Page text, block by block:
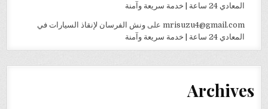
المعادي 24 ساعة | خدمة سريعة وآمنة
mrisuzu4@gmail.comعلى ونش الفرسان لإنقاذ السيارات في
المعادي 24 ساعة | خدمة سريعة وآمنة
Archives